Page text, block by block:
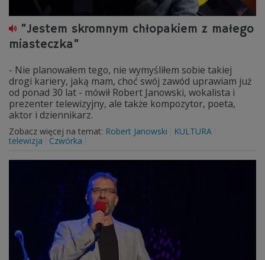
"Jestem skromnym chłopakiem z małego
miasteczka"
- Nie planowałem tego, nie wymyśliłem sobie takiej
drogi kariery, jaką mam, choć swój zawód uprawiam już
od ponad 30 lat - mówił Robert Janowski, wokalista i
prezenter telewizyjny, ale także kompozytor, poeta,
aktor i dziennikarz.
Zobacz więcej na temat: Robert Janowski
KULTURA
telewizja
Czwórka